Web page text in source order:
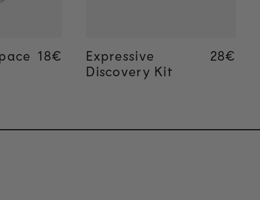
Regular price
18€
Regular price
18€
Expressive
Discovery Kit
28€
28€